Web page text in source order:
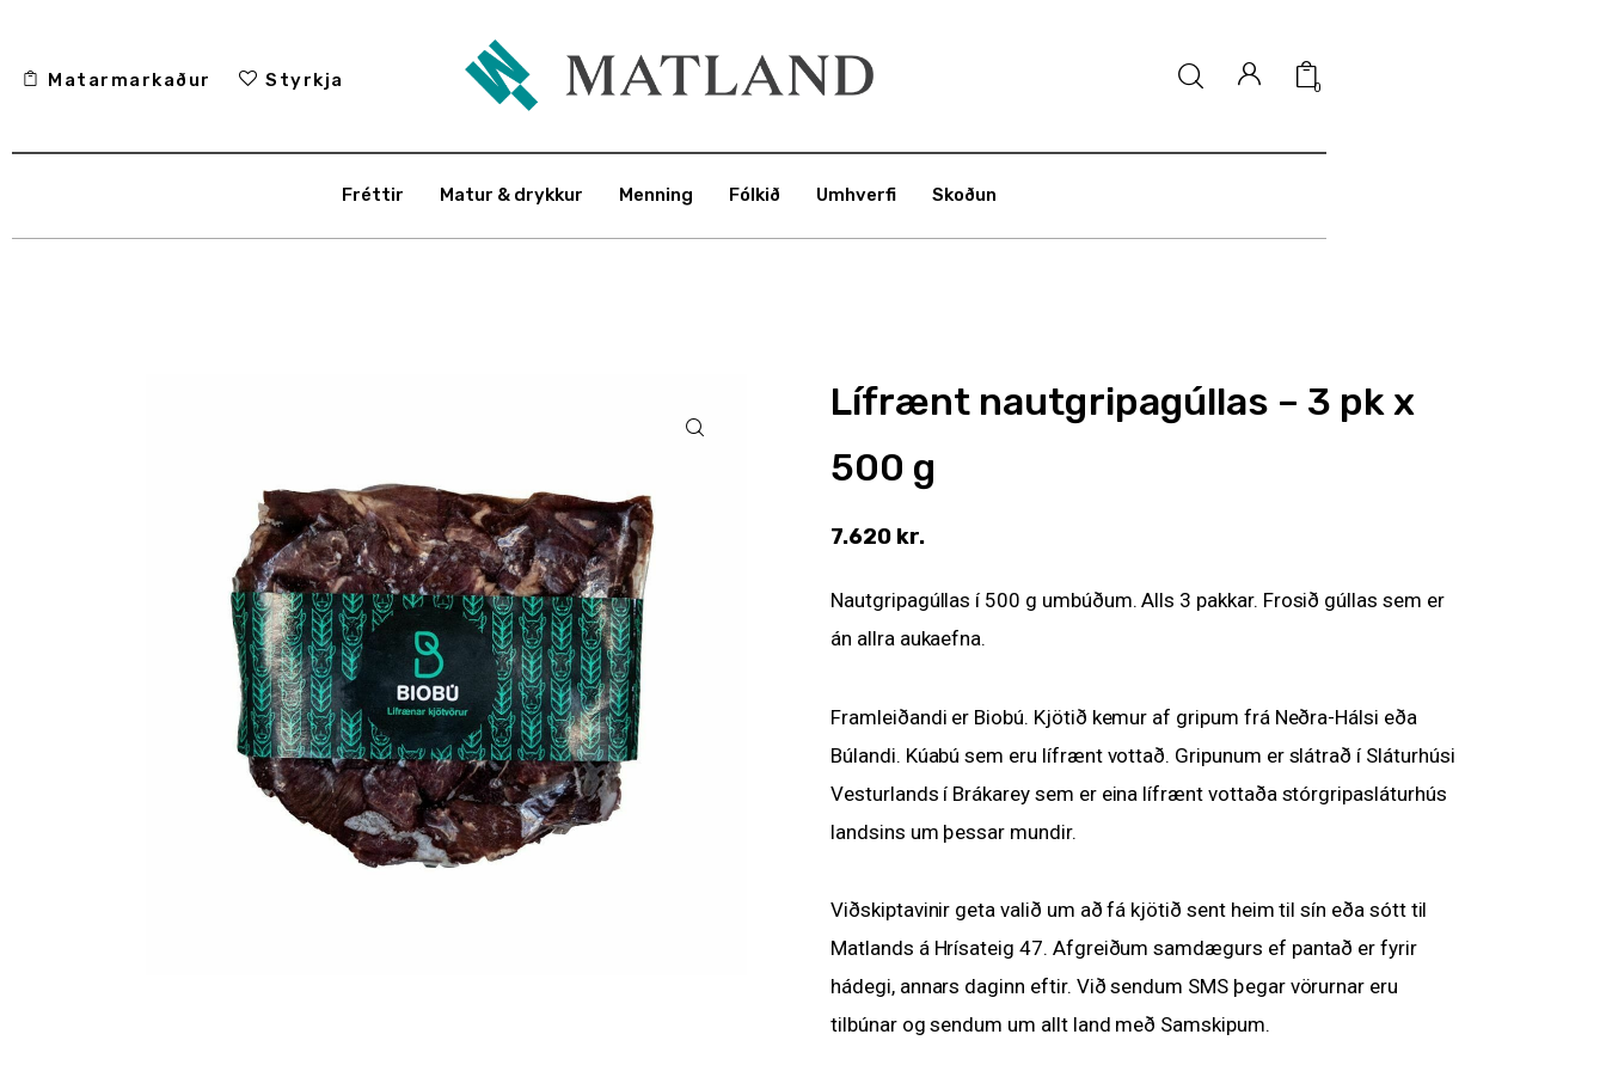
Matarmarkaður Styrkja 0
Fréttir Matur & drykkur Menning Fólkið Umhverfi Skoðun
Matur & drykkur
Menning
Lífrænt nautgripagúllas – 3 pk x
500 g
7.620 kr.
Nautgripagúllas í 500 g umbúðum. Alls 3 pakkar. Frosið gúllas sem er
án allra aukaefna.
Framleiðandi er Biobú. Kjötið kemur af gripum frá Neðra-Hálsi eða
Búlandi. Kúabú sem eru lífrænt vottað. Gripunum er slátrað í Sláturhúsi
Vesturlands í Brákarey sem er eina lífrænt vottaða stórgripasláturhús
landsins um þessar mundir.
Viðskiptavinir geta valið um að fá kjötið sent heim til sín eða sótt til
Matlands á Hrísateig 47. Afgreiðum samdægurs ef pantað er fyrir
hádegi, annars daginn eftir. Við sendum SMS þegar vörurnar eru
tilbúnar og sendum um allt land með Samskipum.